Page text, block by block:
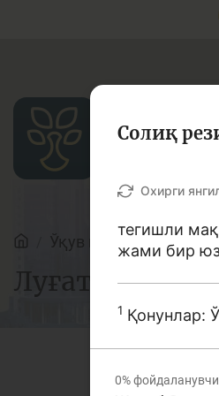
Мақолалар
Банк агентлари
Ўқув қўлланмалар
Луғат
Солиқ
Охирги
тегишли
жами бир юз
1 Қонунлар:
0%